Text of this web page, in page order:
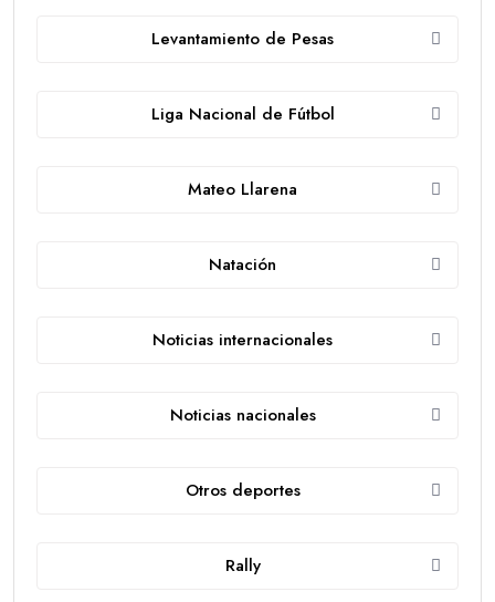
Levantamiento de Pesas
Liga Nacional de Fútbol
Mateo Llarena
Natación
Noticias internacionales
Noticias nacionales
Otros deportes
Rally